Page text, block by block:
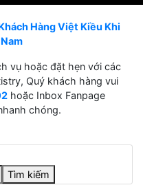
Hàng Việt Kiều Khi
vụ hoặc đặt hẹn với các
Quý khách hàng vui
hoặc Inbox Fanpage
chóng.
Tìm kiếm